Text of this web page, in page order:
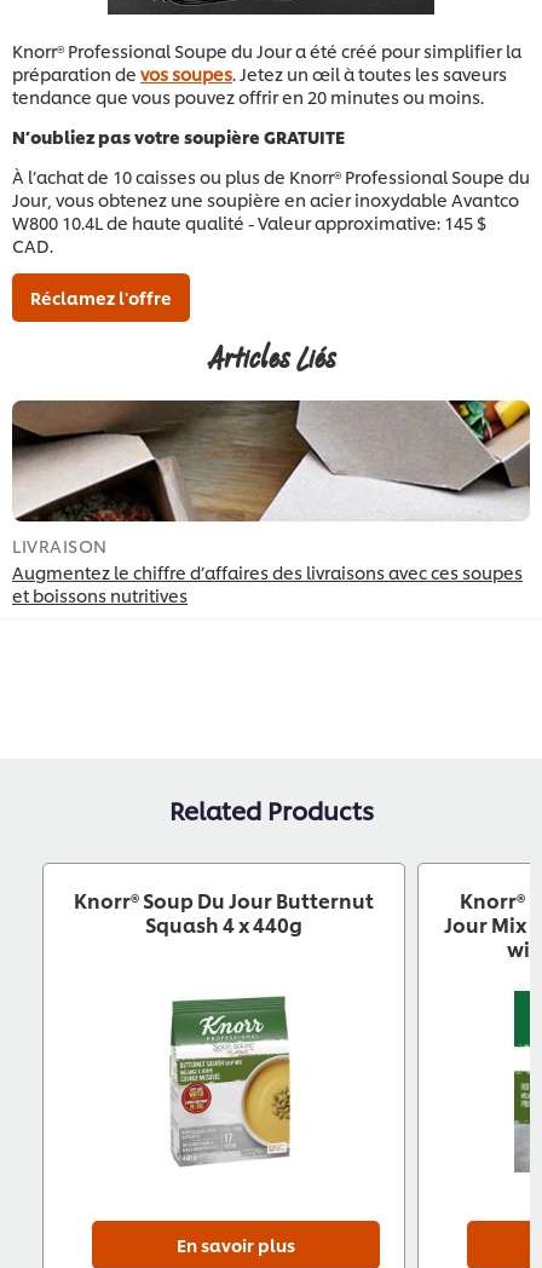
Knorr® Professional Soupe du Jour a été créé pour simplifier la
préparation de vos soupes . Jetez un œil à toutes les saveurs
tendance que vous pouvez offrir en 20 minutes ou moins.
N’oubliez pas votre soupière GRATUITE
À l’achat de 10 caisses ou plus de Knorr® Professional Soupe du
Jour, vous obtenez une soupière en acier inoxydable Avantco
W800 10.4L de haute qualité - Valeur approximative: 145 $
CAD.
Réclamez l'offre
Articles Liés
LIVRAISON
Augmentez le chiffre d’affaires des livraisons avec ces soupes
et boissons nutritives
Related Products
Knorr® Soup Du Jour Butternut
Squash 4 x 440g
En savoir plus
Knorr®
Jour Mix